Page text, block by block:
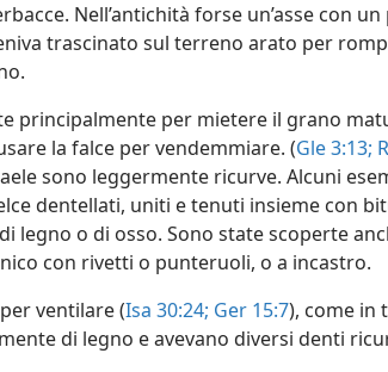
Nell’antichità forse un’asse con
trascinato sul terreno arato per
principalmente per mietere il grano
la falce per vendemmiare. (Gle 3:13;
sono leggermente ricurve. Alcuni
dentellati, uniti e tenuti insieme con
legno o di osso. Sono state scoperte
con rivetti o punteruoli, o a incastro.
ventilare (Isa 30:24; Ger 15:7), come in
di legno e avevano diversi denti